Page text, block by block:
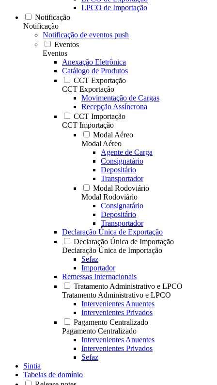
LPCO de Importação
Notificação
Notificação
Notificação de eventos push
Eventos
Eventos
Anexação Eletrônica
Catálogo de Produtos
CCT Exportação
CCT Exportação
Movimentação de Cargas
Recepção Assíncrona
CCT Importação
CCT Importação
Modal Aéreo
Modal Aéreo
Agente de Carga
Consignatário
Depositário
Transportador
Modal Rodoviário
Modal Rodoviário
Consignatário
Depositário
Transportador
Declaração Única de Exportação
Declaração Única de Importação
Declaração Única de Importação
Sefaz
Importador
Remessas Internacionais
Tratamento Administrativo e LPCO
Tratamento Administrativo e LPCO
Intervenientes Anuentes
Intervenientes Privados
Pagamento Centralizado
Pagamento Centralizado
Intervenientes Anuentes
Intervenientes Privados
Sefaz
Sintia
Tabelas de domínio